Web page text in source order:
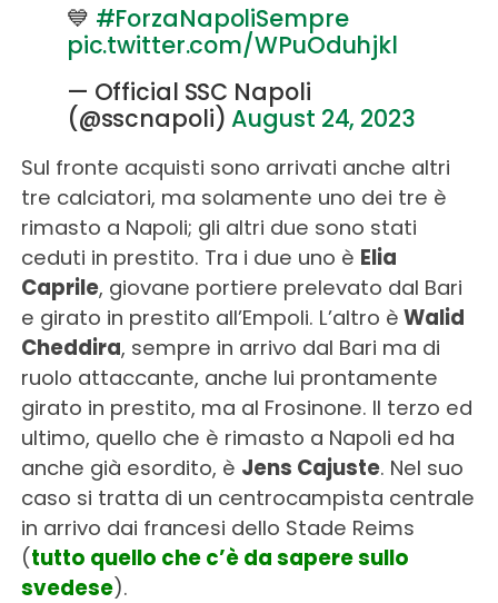
💙 #ForzaNapoliSempre
pic.twitter.com/WPuOduhjkl
— Official SSC Napoli
(@sscnapoli)August 24, 2023
Sul fronte acquisti sono arrivati anche altri
tre calciatori, ma solamente uno dei tre è
rimasto a Napoli; gli altri due sono stati
ceduti in prestito. Tra i due uno è Elia
Caprile, giovane portiere prelevato dal Bari
e girato in prestito all’Empoli. L’altro è Walid
Cheddira, sempre in arrivo dal Bari ma di
ruolo attaccante, anche lui prontamente
girato in prestito, ma al Frosinone. Il terzo ed
ultimo, quello che è rimasto a Napoli ed ha
anche già esordito, è Jens Cajuste. Nel suo
caso si tratta di un centrocampista centrale
in arrivo dai francesi dello Stade Reims
(tutto quello che c’è da sapere sullo
svedese).